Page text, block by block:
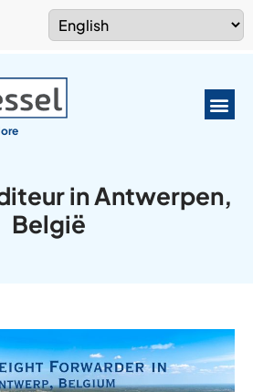
in Antwerpen,
België